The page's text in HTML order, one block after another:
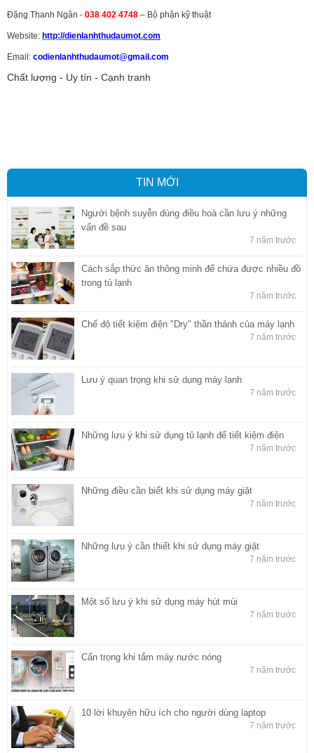
Đặng Thanh Ngân - 038 402 4748 – Bộ phận kỹ thuật
Website: http://dienlanhthudaumot.com
Email: codienlanhthudaumot@gmail.com
Chất lượng - Uy tín - Cạnh tranh
TIN MỚI
Người bệnh suyễn dùng điều hoà cần lưu ý những
vấn đề sau
7 năm trước
Cách sắp thức ăn thông minh để chứa được nhiều đồ
trong tủ lạnh
7 năm trước
Chế độ tiết kiệm điện "Dry" thần thánh của máy lạnh
7 năm trước
Lưu ý quan trọng khi sử dụng máy lạnh
7 năm trước
Những lưu ý khi sử dụng tủ lạnh để tiết kiệm điện
7 năm trước
Những điều cần biết khi sử dụng máy giặt
7 năm trước
Những lưu ý cần thiết khi sử dụng máy giặt
7 năm trước
Một số lưu ý khi sử dụng máy hút mùi
7 năm trước
Cẩn trọng khi tắm máy nước nóng
7 năm trước
10 lời khuyên hữu ích cho người dùng laptop
7 năm trước